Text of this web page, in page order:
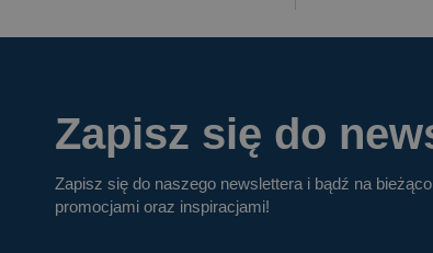
Zapisz się do
Zapisz się do naszego newslettera i bądź na
promocjami oraz inspiracjami!